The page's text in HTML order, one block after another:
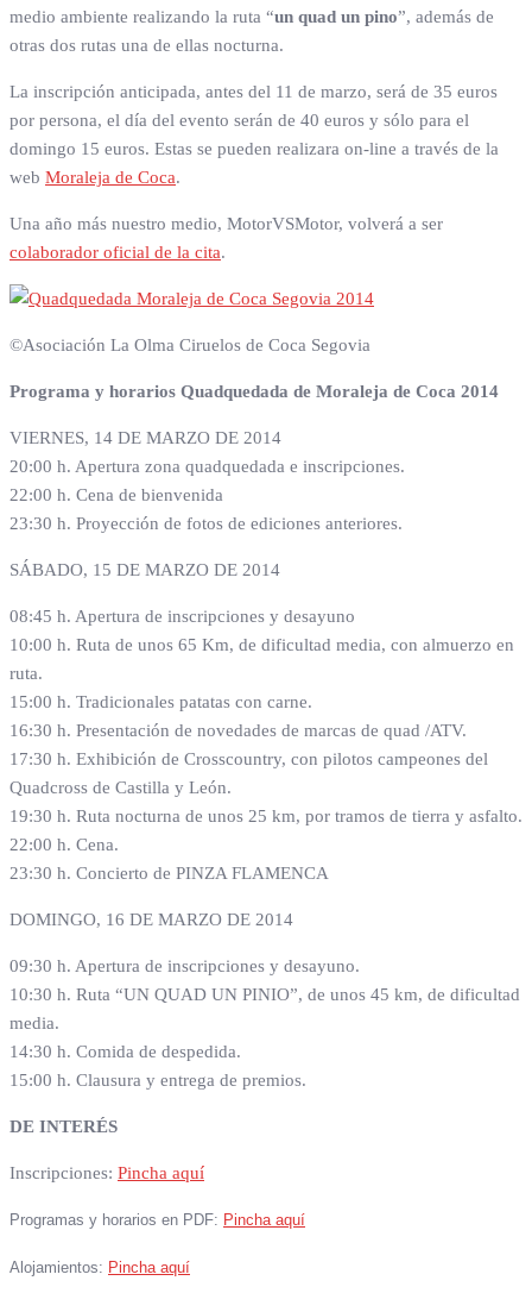
medio ambiente realizando la ruta “un quad un pino”, además de
otras dos rutas una de ellas nocturna.
La inscripción anticipada, antes del 11 de marzo, será de 35 euros
por persona, el día del evento serán de 40 euros y sólo para el
domingo 15 euros. Estas se pueden realizara on-line a través de la
web Moraleja de Coca.
Una año más nuestro medio, MotorVSMotor, volverá a ser
colaborador oficial de la cita.
©Asociación La Olma Ciruelos de Coca Segovia
Programa y horarios Quadquedada de Moraleja de Coca 2014
VIERNES, 14 DE MARZO DE 2014
20:00 h. Apertura zona quadquedada e inscripciones.
22:00 h. Cena de bienvenida
23:30 h. Proyección de fotos de ediciones anteriores.
SÁBADO, 15 DE MARZO DE 2014
08:45 h. Apertura de inscripciones y desayuno
10:00 h. Ruta de unos 65 Km, de dificultad media, con almuerzo en
ruta.
15:00 h. Tradicionales patatas con carne.
16:30 h. Presentación de novedades de marcas de quad /ATV.
17:30 h. Exhibición de Crosscountry, con pilotos campeones del
Quadcross de Castilla y León.
19:30 h. Ruta nocturna de unos 25 km, por tramos de tierra y asfalto.
22:00 h. Cena.
23:30 h. Concierto de PINZA FLAMENCA
DOMINGO, 16 DE MARZO DE 2014
09:30 h. Apertura de inscripciones y desayuno.
10:30 h. Ruta “UN QUAD UN PINIO”, de unos 45 km, de dificultad
media.
14:30 h. Comida de despedida.
15:00 h. Clausura y entrega de premios.
DE INTERÉS
Inscripciones: Pincha aquí
Programas y horarios en PDF:
Alojamientos: